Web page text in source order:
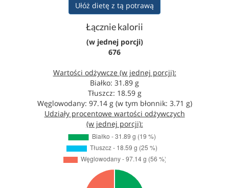
Ułóż dietę z tą potrawą
Łącznie kalorii
(w jednej porcji)
676
Wartości odżywcze (w jednej porcji):
Białko: 31.89 g
Tłuszcz: 18.59 g
Węglowodany: 97.14 g (w tym błonnik: 3.71 g)
Udziały procentowe wartości odżywczych
(w jednej porcji):